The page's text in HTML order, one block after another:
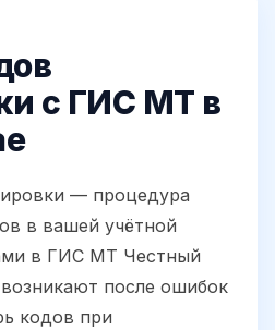
с ГИС МТ в
— процедура
в вашей учётной
в ГИС МТ Честный
после ошибок
кодов при